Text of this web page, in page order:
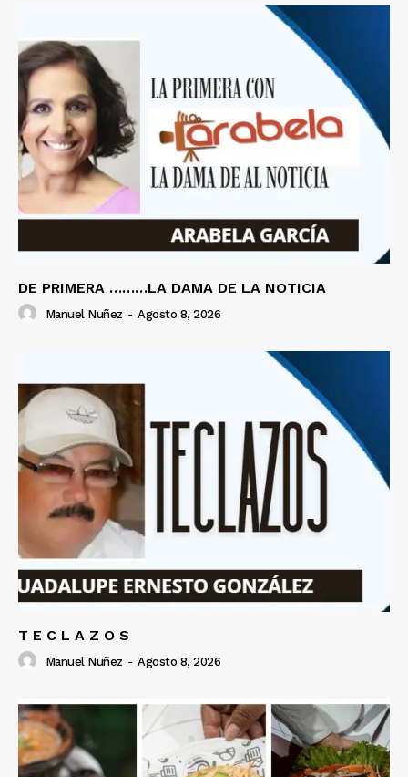
DE PRIMERA ………LA DAMA DE LA NOTICIA
Manuel Nuñez - Agosto 8, 2026
T E C L A Z O S
Manuel Nuñez - Agosto 8, 2026